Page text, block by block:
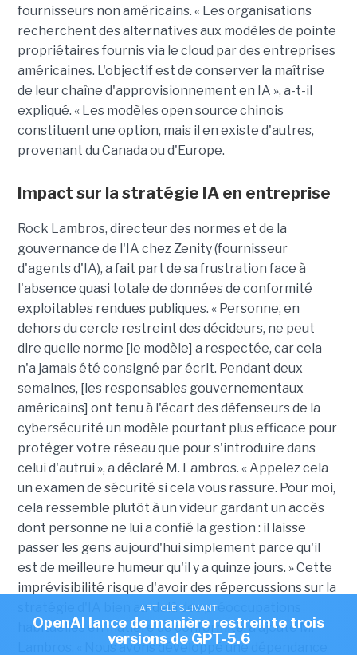
fournisseurs non américains. « Les organisations
recherchent des alternatives aux modèles de pointe
propriétaires fournis via le cloud par des entreprises
américaines. L'objectif est de conserver la maîtrise
de leur chaîne d'approvisionnement en IA », a-t-il
expliqué. « Les modèles open source chinois
constituent une option, mais il en existe d'autres,
provenant du Canada ou d'Europe.
Impact sur la stratégie IA en entreprise
Rock Lambros, directeur des normes et de la
gouvernance de l'IA chez Zenity (fournisseur
d'agents d'IA), a fait part de sa frustration face à
l'absence quasi totale de données de conformité
exploitables rendues publiques. « Personne, en
dehors du cercle restreint des décideurs, ne peut
dire quelle norme [le modèle] a respectée, car cela
n'a jamais été consigné par écrit. Pendant deux
semaines, [les responsables gouvernementaux
américains] ont tenu à l'écart des défenseurs de la
cybersécurité un modèle pourtant plus efficace pour
protéger votre réseau que pour s'introduire dans
celui d'autrui », a déclaré M. Lambros. « Appelez cela
un examen de sécurité si cela vous rassure. Pour moi,
cela ressemble plutôt à un videur gardant un accès
dont personne ne lui a confié la gestion : il laisse
passer les gens aujourd'hui simplement parce qu'il
est de meilleure humeur qu'il y a quinze jours. » Cette
imprévisibilité risque d'avoir des répercussions sur la
stratégie d'IA bien au-delà des préoccupations
habituelles en matière de conformité, a ajouté M.
Lambros. « Nous avons développé une dépendance
ARTICLE SUIVANT
OpenAI lance de manière restreinte trois
versions de GPT-5.6